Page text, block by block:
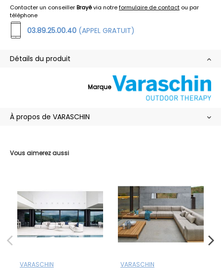
Contacter un conseillerBrayévia notreformulaire de contact ou par
téléphone
03.89.25.00.40 (APPEL GRATUIT)
Vous aimerez aussi
VARASCHIN
VARASCHIN
Détails du produit
Marque
À propos de VARASCHIN